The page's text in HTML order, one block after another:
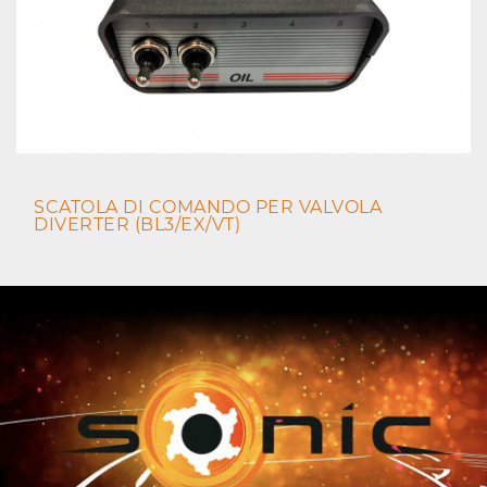
SCATOLA DI COMANDO PER VALVOLA
DIVERTER (BL3/EX/VT)